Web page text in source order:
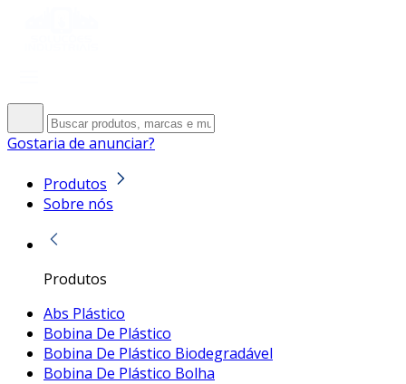
Gostaria de anunciar?
Produtos
Sobre nós
Produtos
Abs Plástico
Bobina De Plástico
Bobina De Plástico Biodegradável
Bobina De Plástico Bolha